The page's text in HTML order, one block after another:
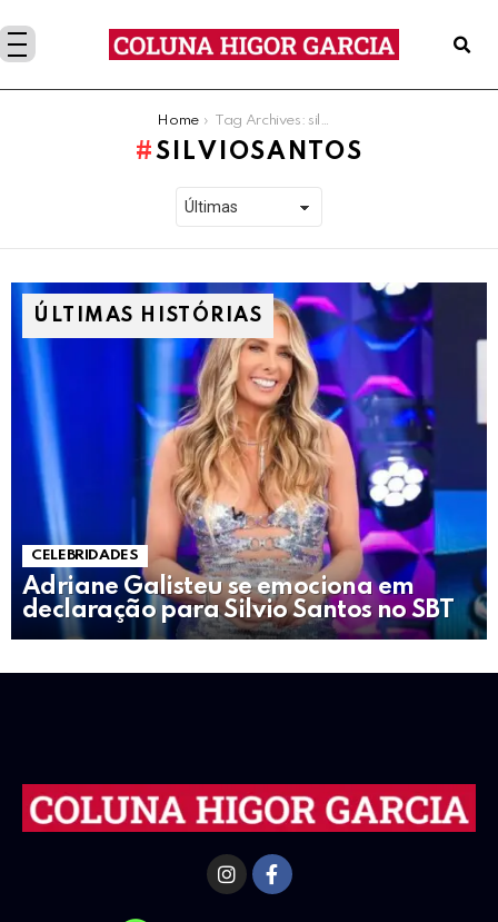
Home Tag Archives: silviosantos
SILVIOSANTOS
ÚLTIMAS HISTÓRIAS
CELEBRIDADES
Adriane Galisteu se emociona em
declaração para Silvio Santos no SBT